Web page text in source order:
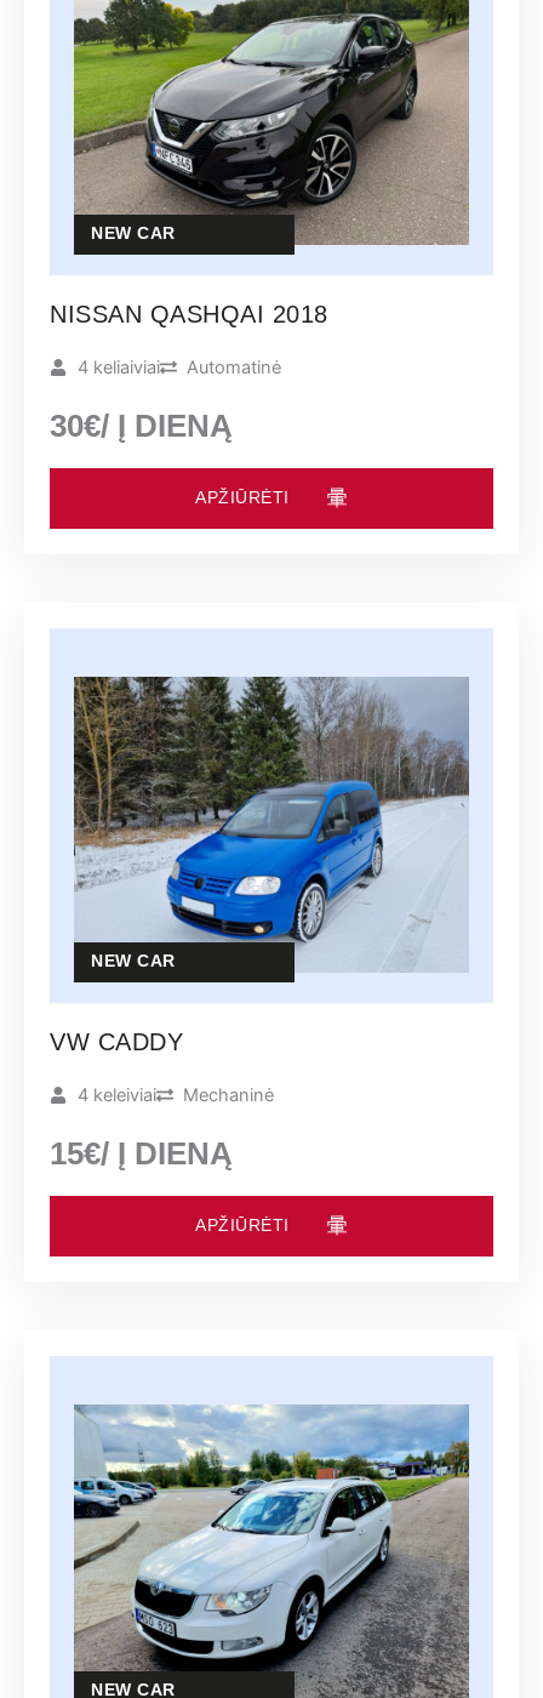
NEW CAR
NISSAN QASHQAI 2018
4 keliaiviai Automatinė
30€/ Į DIENĄ
APŽIŪRĖTI
NEW CAR
VW CADDY
4 keleiviai Mechaninė
15€/ Į DIENĄ
APŽIŪRĖTI
NEW CAR